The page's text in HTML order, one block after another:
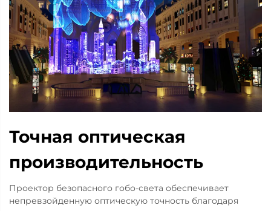
Точная оптическая
производительность
Проектор безопасного гобо-света обеспечивает
непревзойденную оптическую точность благодаря